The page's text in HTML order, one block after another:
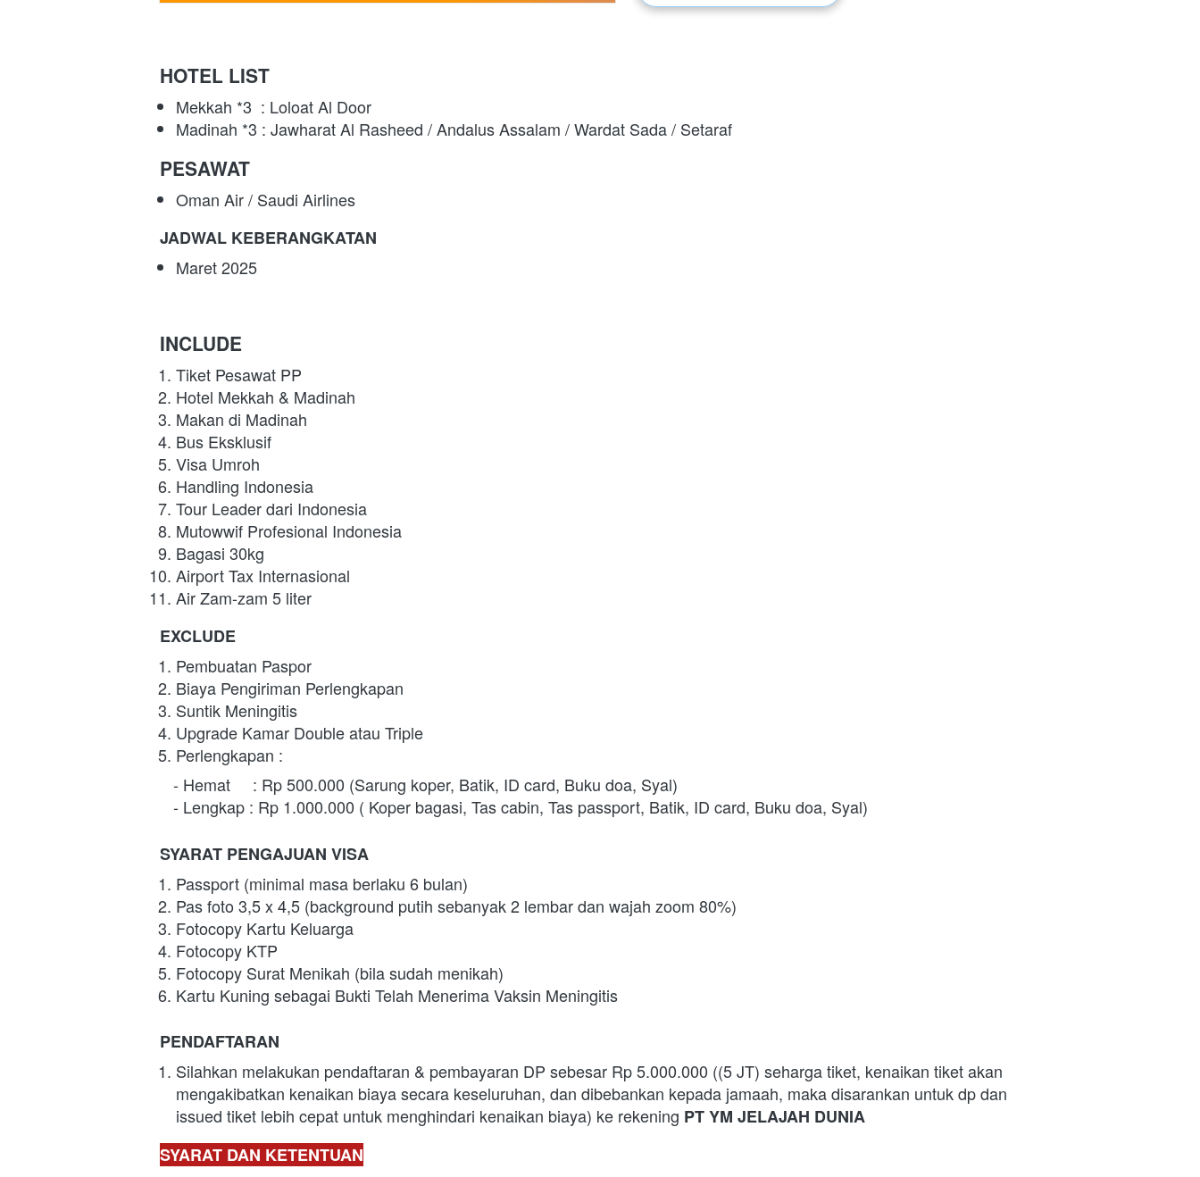
HOTEL LIST
Mekkah *3  : Loloat Al Door
Madinah *3 : Jawharat Al Rasheed / Andalus Assalam / Wardat Sada / Setaraf
PESAWAT
Oman Air / Saudi Airlines
JADWAL KEBERANGKATAN
Maret 2025
INCLUDE
Tiket Pesawat PP
Hotel Mekkah & Madinah
Makan di Madinah
Bus Eksklusif
Visa Umroh
Handling Indonesia
Tour Leader dari Indonesia
Mutowwif Profesional Indonesia
Bagasi 30kg
Airport Tax Internasional
Air Zam-zam 5 liter
EXCLUDE
Pembuatan Paspor
Biaya Pengiriman Perlengkapan
Suntik Meningitis
Upgrade Kamar Double atau Triple
Perlengkapan :
   - Hemat     : Rp 500.000 (Sarung koper, Batik, ID card, Buku doa, Syal)
   - Lengkap : Rp 1.000.000 ( Koper bagasi, Tas cabin, Tas passport, Batik, ID card, Buku doa, Syal)
SYARAT PENGAJUAN VISA
Passport (minimal masa berlaku 6 bulan)
Pas foto 3,5 x 4,5 (background putih sebanyak 2 lembar dan wajah zoom 80%)
Fotocopy Kartu Keluarga
Fotocopy KTP
Fotocopy Surat Menikah (bila sudah menikah)
Kartu Kuning sebagai Bukti Telah Menerima Vaksin Meningitis
PENDAFTARAN
Silahkan melakukan pendaftaran & pembayaran DP sebesar Rp 5.000.000 ((5 JT) seharga tiket, kenaikan tiket akan
mengakibatkan kenaikan biaya secara keseluruhan, dan dibebankan kepada jamaah, maka disarankan untuk dp dan
issued tiket lebih cepat untuk menghindari kenaikan biaya) ke rekening PT YM JELAJAH DUNIA
SYARAT DAN KETENTUAN